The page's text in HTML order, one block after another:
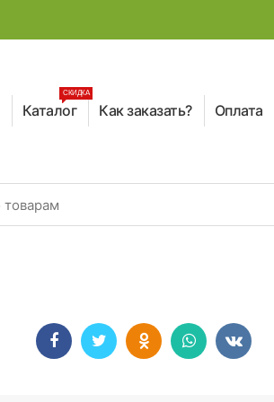
Каталог
СКИДКА
Как заказать? Оплата